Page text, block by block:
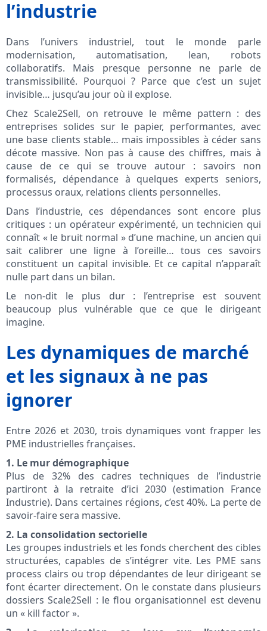
l’industrie
Dans l’univers industriel, tout le monde parle
modernisation, automatisation, lean, robots
collaboratifs. Mais presque personne ne parle de
transmissibilité. Pourquoi ? Parce que c’est un sujet
invisible… jusqu’au jour où il explose.
Chez Scale2Sell, on retrouve le même pattern : des
entreprises solides sur le papier, performantes, avec
une base clients stable… mais impossibles à céder sans
décote massive. Non pas à cause des chiffres, mais à
cause de ce qui se trouve autour : savoirs non
formalisés, dépendance à quelques experts seniors,
processus oraux, relations clients personnelles.
Dans l’industrie, ces dépendances sont encore plus
critiques : un opérateur expérimenté, un technicien qui
connaît « le bruit normal » d’une machine, un ancien qui
sait calibrer une ligne à l’oreille… tous ces savoirs
constituent un capital invisible. Et ce capital n’apparaît
nulle part dans un bilan.
Le non-dit le plus dur : l’entreprise est souvent
beaucoup plus vulnérable que ce que le dirigeant
imagine.
Les dynamiques de marché
et les signaux à ne pas
ignorer
Entre 2026 et 2030, trois dynamiques vont frapper les
PME industrielles françaises.
1. Le mur démographique
Plus de 32% des cadres techniques de l’industrie
partiront à la retraite d’ici 2030 (estimation France
Industrie). Dans certaines régions, c’est 40%. La perte de
savoir-faire sera massive.
2. La consolidation sectorielle
Les groupes industriels et les fonds cherchent des cibles
structurées, capables de s’intégrer vite. Les PME sans
process clairs ou trop dépendantes de leur dirigeant se
font écarter directement. On le constate dans plusieurs
dossiers Scale2Sell : le flou organisationnel est devenu
un « kill factor ».